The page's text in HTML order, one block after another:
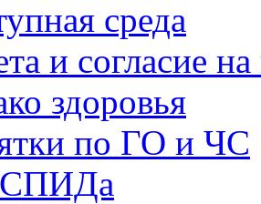
среда
и согласие
здоровья
по ГО и ЧС
СПИДа